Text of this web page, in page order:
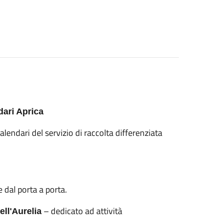
Aprica
del servizio di raccolta differenziata
porta a porta.
– dedicato ad attività